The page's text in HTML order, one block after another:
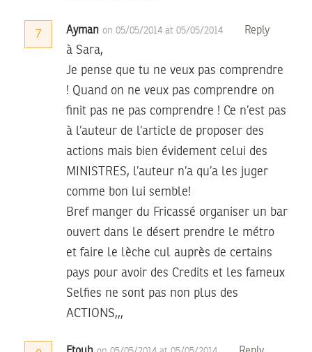
7 Ayman on 05/05/2014 at 05/05/2014 Reply
à Sara,
Je pense que tu ne veux pas comprendre
! Quand on ne veux pas comprendre on
finit pas ne pas comprendre ! Ce n’est pas
à l’auteur de l’article de proposer des
actions mais bien évidement celui des
MINISTRES, l’auteur n’a qu’a les juger
comme bon lui semble!
Bref manger du Fricassé organiser un bar
ouvert dans le désert prendre le métro
et faire le lèche cul auprès de certains
pays pour avoir des Credits et les fameux
Selfies ne sont pas non plus des
ACTIONS,,,